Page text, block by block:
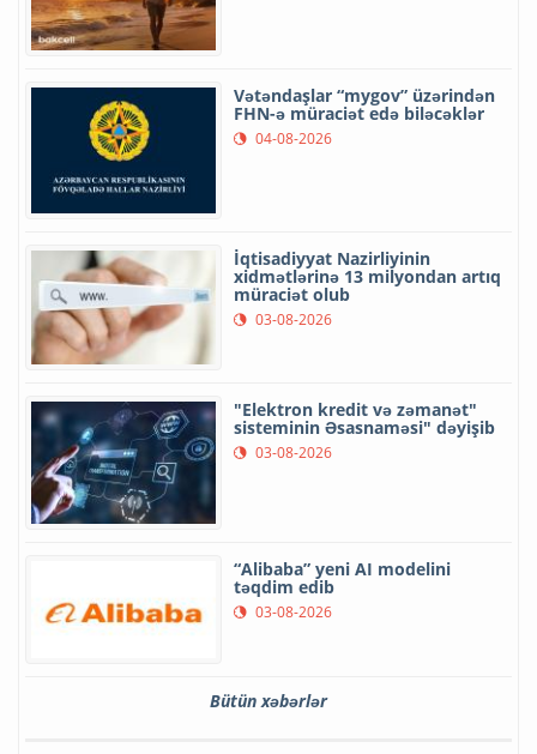
Vətəndaşlar “mygov” üzərindən
FHN-ə müraciət edə biləcəklər
04-08-2026
İqtisadiyyat Nazirliyinin
xidmətlərinə 13 milyondan artıq
müraciət olub
03-08-2026
"Elektron kredit və zəmanət"
sisteminin Əsasnaməsi" dəyişib
03-08-2026
“Alibaba” yeni AI modelini
təqdim edib
03-08-2026
Bütün xəbərlər